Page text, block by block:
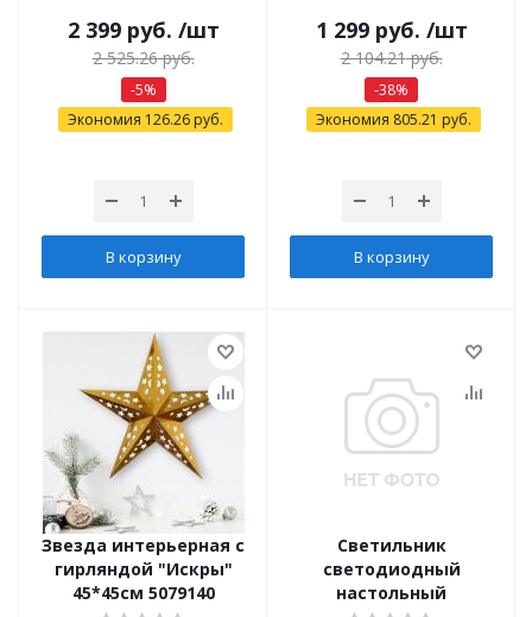
2 399руб. /шт
2 525.26руб.
-5%
Экономия 126.26руб.
В корзину
1 299руб. /шт
2 104.21руб.
-38%
Экономия 805.21 руб.
В корзину
Звезда интерьерная с
гирляндой "Искры"
45*45см 5079140
Светильник
светодиодный
настольный